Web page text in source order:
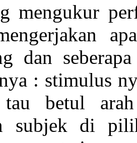
mengukur
dan
: stimulus
tau betul
subjek di